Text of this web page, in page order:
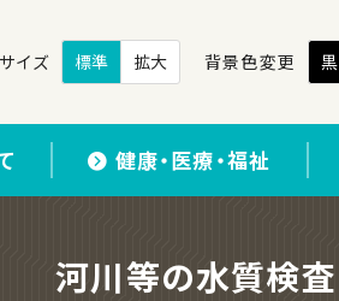
イズ 標準 拡大 背景色変更 黒
健康・医療・福祉
河川等の水質検査